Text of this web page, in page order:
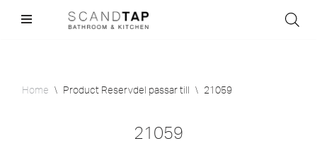
Home \ Product Reservdel passar till \ 21059
21059